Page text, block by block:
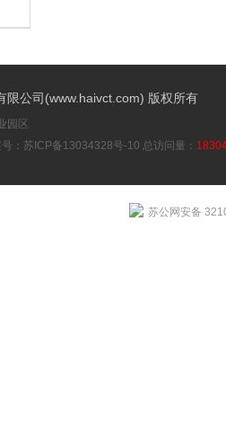
公司(www.haivct.com) 版权所有
园区
： 苏ICP备13034328号-10 总访问量：
苏公网安备